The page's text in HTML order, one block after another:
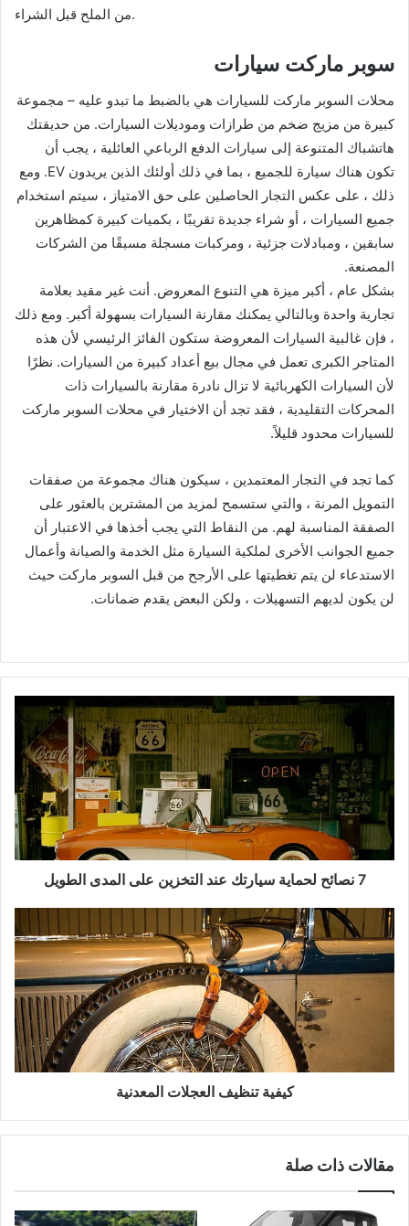
من الملح قبل الشراء.
سوبر ماركت سيارات
محلات السوبر ماركت للسيارات هي بالضبط ما تبدو عليه – مجموعة
كبيرة من مزيج ضخم من طرازات وموديلات السيارات. من حديقتك
هاتشباك المتنوعة إلى سيارات الدفع الرباعي العائلية ، يجب أن
تكون هناك سيارة للجميع ، بما في ذلك أولئك الذين يريدون EV. ومع
ذلك ، على عكس التجار الحاصلين على حق الامتياز ، سيتم استخدام
جميع السيارات ، أو شراء جديدة تقريبًا ، بكميات كبيرة كمظاهرين
سابقين ، ومبادلات جزئية ، ومركبات مسجلة مسبقًا من الشركات
المصنعة.
بشكل عام ، أكبر ميزة هي التنوع المعروض. أنت غير مقيد بعلامة
تجارية واحدة وبالتالي يمكنك مقارنة السيارات بسهولة أكبر. ومع ذلك
، فإن غالبية السيارات المعروضة ستكون الفائز الرئيسي لأن هذه
المتاجر الكبرى تعمل في مجال بيع أعداد كبيرة من السيارات. نظرًا
لأن السيارات الكهربائية لا تزال نادرة مقارنة بالسيارات ذات
المحركات التقليدية ، فقد تجد أن الاختيار في محلات السوبر ماركت
للسيارات محدود قليلاً.
كما تجد في التجار المعتمدين ، سيكون هناك مجموعة من صفقات
التمويل المرنة ، والتي ستسمح لمزيد من المشترين بالعثور على
الصفقة المناسبة لهم. من النقاط التي يجب أخذها في الاعتبار أن
جميع الجوانب الأخرى لملكية السيارة مثل الخدمة والصيانة وأعمال
الاستدعاء لن يتم تغطيتها على الأرجح من قبل السوبر ماركت حيث
لن يكون لديهم التسهيلات ، ولكن البعض يقدم ضمانات.
7 نصائح لحماية سيارتك عند التخزين على المدى الطويل
كيفية تنظيف العجلات المعدنية
مقالات ذات صلة